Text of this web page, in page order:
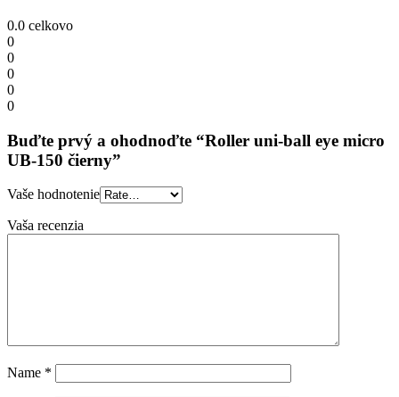
0.0 celkovo
0
0
0
0
0
Buďte prvý a ohodnoďte “Roller uni-ball eye micro
UB-150 čierny”
Vaše hodnotenie
Vaša recenzia
Name *